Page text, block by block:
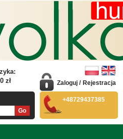
zł Zaloguj / Rejestracja
+48729437385